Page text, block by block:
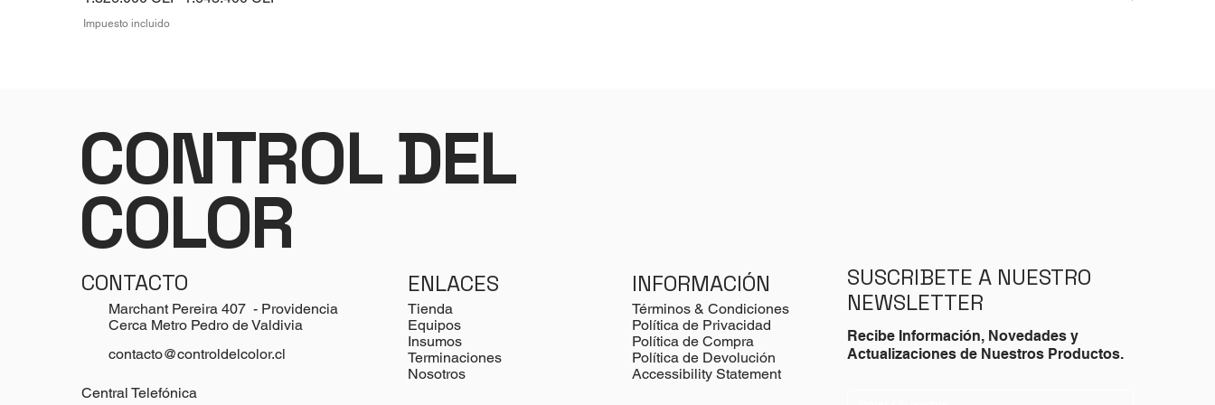
Impuesto incluido
CONTROL DEL
COLOR
Marchant Pereira 407 - Providencia
Cerca Metro Pedro de Valdivia
CONTACTO
contacto@controldelcolor.cl
Central Telefónica
ENLACES
Tienda
Equipos
Insumos
Terminaciones
Nosotros
INFORMACIÓN
Términos & Condiciones
Política de Privacidad
Política de Compra
Política de Devolución
Accessibility Statement
SUSCRIBETE A NUESTRO
NEWSLETTER
Recibe Información, Novedades y
Actualizaciones de Nuestros Productos.